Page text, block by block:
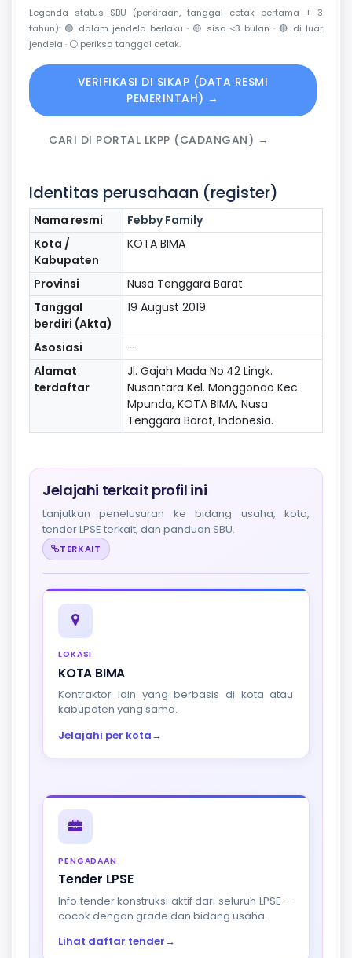
Legenda status SBU (perkiraan, tanggal cetak pertama + 3
tahun): 🟢 dalam jendela berlaku · 🟡 sisa ≤3 bulan · 🔴 di luar
jendela · ⚪ periksa tanggal cetak.
VERIFIKASI DI SIKAP (DATA RESMI
PEMERINTAH) →
CARI DI PORTAL LKPP (CADANGAN) →
Identitas perusahaan (register)
Nama resmi
Febby Family
Kota /
Kabupaten
KOTA BIMA
Provinsi
Nusa Tenggara Barat
Tanggal
berdiri (Akta)
19 August 2019
Asosiasi
—
Alamat
terdaftar
Jl. Gajah Mada No.42 Lingk.
Nusantara Kel. Monggonao Kec.
Mpunda, KOTA BIMA, Nusa
Tenggara Barat, Indonesia.
Jelajahi terkait profil ini
Lanjutkan penelusuran ke bidang usaha, kota,
tender LPSE terkait, dan panduan SBU.
TERKAIT
LOKASI
KOTA BIMA
Kontraktor lain yang berbasis di kota atau
kabupaten yang sama.
Jelajahi per kota→
PENGADAAN
Tender LPSE
Info tender konstruksi aktif dari seluruh LPSE —
cocok dengan grade dan bidang usaha.
Lihat daftar tender→